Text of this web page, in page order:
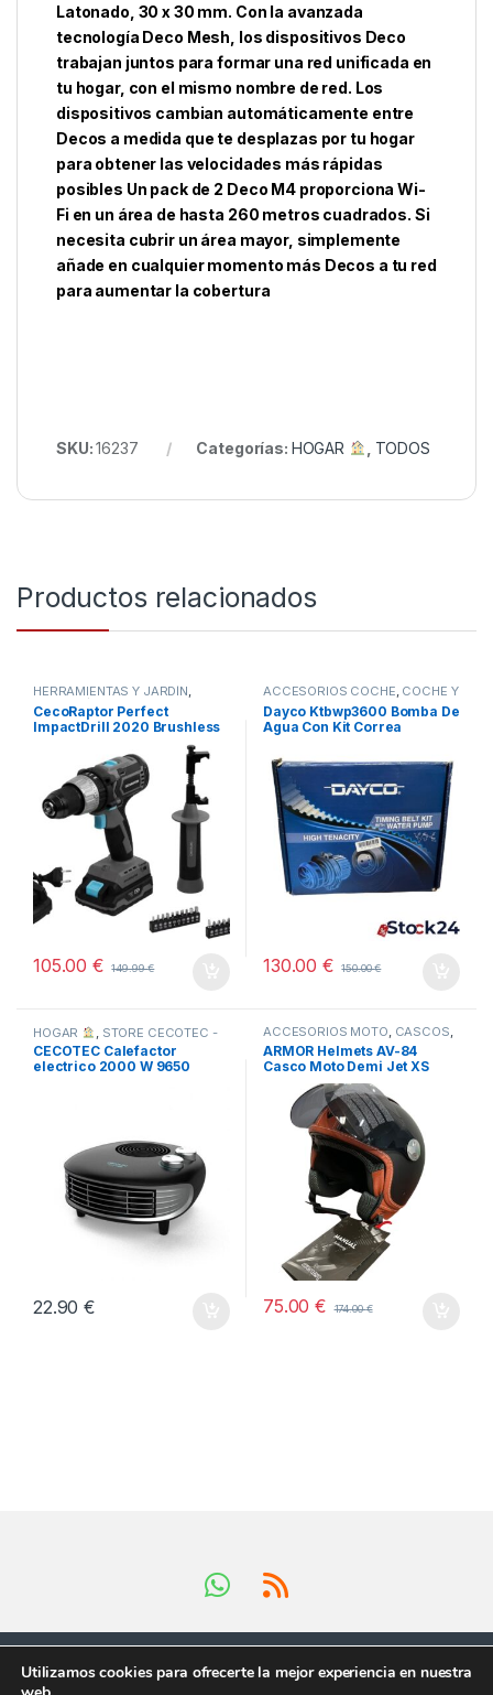
Latonado, 30 x 30 mm. Con la avanzada
tecnología Deco Mesh, los dispositivos Deco
trabajan juntos para formar una red unificada en
tu hogar, con el mismo nombre de red. Los
dispositivos cambian automáticamente entre
Decos a medida que te desplazas por tu hogar
para obtener las velocidades más rápidas
posibles Un pack de 2 Deco M4 proporciona Wi-
Fi en un área de hasta 260 metros cuadrados. Si
necesita cubrir un área mayor, simplemente
añade en cualquier momento más Decos a tu red
para aumentar la cobertura
SKU:16237 Categorías: HOGAR TODOS
Productos relacionados
HERRAMIENTAS Y JARDÍN,
HOGAR
,
STORE CECOTEC -
DISTRIBUIDOR OFICIAL
TODOS
CecoRaptor Perfect
ImpactDrill 2020 Brushless
105.00€ 149.99€
ACCESORIOS COCHE, COCHE Y
MOTO TODOS
Dayco Ktbwp3600 Bomba De
Agua Con Kit Correa
130.00€ 150.00€
HOGAR
STORE CECOTEC -
DISTRIBUIDOR OFICIAL
TODOS
CECOTEC Calefactor
electrico 2000 W 9650
22.90€
ACCESORIOS MOTO CASCOS
COCHE Y MOTO , TODOS
ARMOR Helmets AV-84
Casco Moto Demi Jet XS
75.00€ 174.00€
Utilizamos cookies para ofrecerte la mejor experiencia en nuestra